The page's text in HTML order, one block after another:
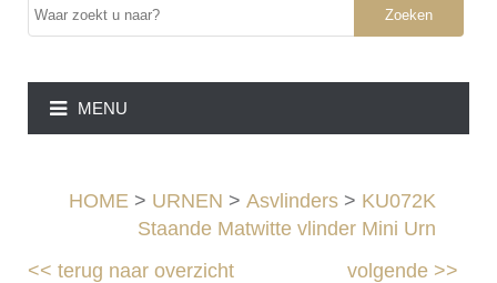
Zoeken
MENU
HOME > URNEN > Asvlinders> KU072K
Staande Matwitte vlinder Mini Urn
<<terug naar overzicht volgende>>